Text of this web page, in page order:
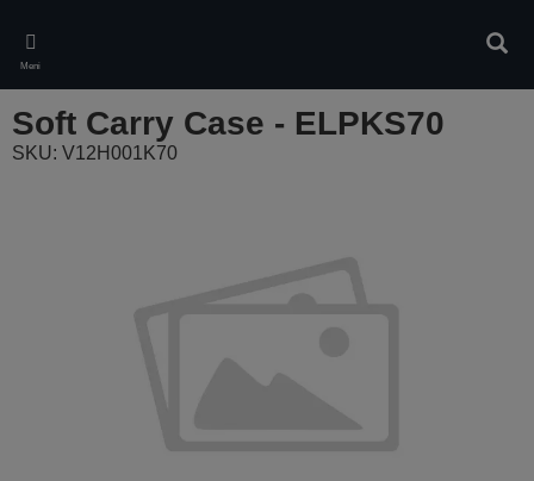
main
content
Meni
Soft Carry Case - ELPKS70
SKU: V12H001K70